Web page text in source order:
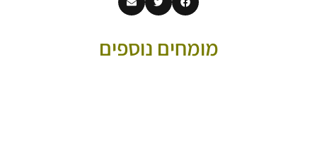
מומחים נוספים